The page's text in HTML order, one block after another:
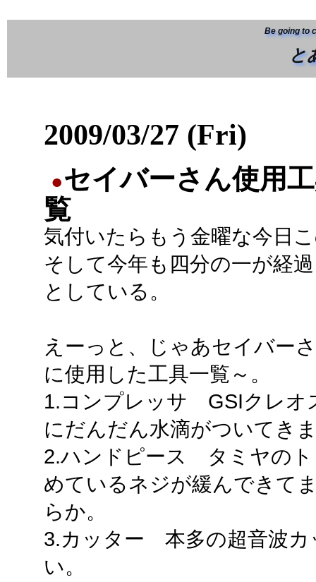
Be going to
と
2009/03/27 (Fri)
●セイバーさん使用
覧
気付いたらもう金曜な今日
そして今年も四分の一が経
としている。
えーっと、じゃあセイバー
に使用した工具一覧～。
1.コンプレッサ GSIクレオ
にだんだん水滴がついてき
2.ハンドピース タミヤのト
めているネジが緩んできて
らか。
3.カッター 本多の超音波カ
い。